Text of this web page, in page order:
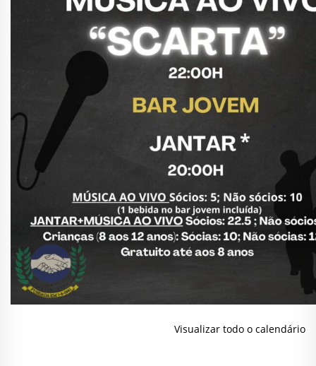
Visualizar todo o calendário